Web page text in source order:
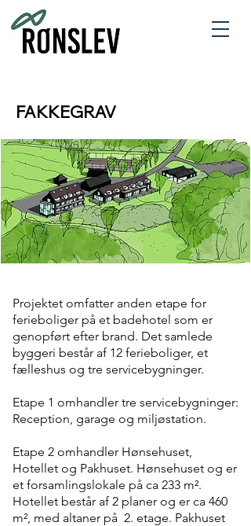
FAKKEGRAV
Projektet omfatter anden etape for
ferieboliger på et badehotel som er
genopført efter brand. Det samlede
byggeri består af 12 ferieboliger, et
fælleshus og tre servicebygninger.
Etape 1 omhandler tre servicebygninger:
Reception, garage og miljøstation.
Etape 2 omhandler Hønsehuset,
Hotellet og Pakhuset. Hønsehuset og er
et forsamlingslokale på ca 233 m².
Hotellet består af 2 planer og er ca 460
m², med altaner på 2. etage. Pakhuset